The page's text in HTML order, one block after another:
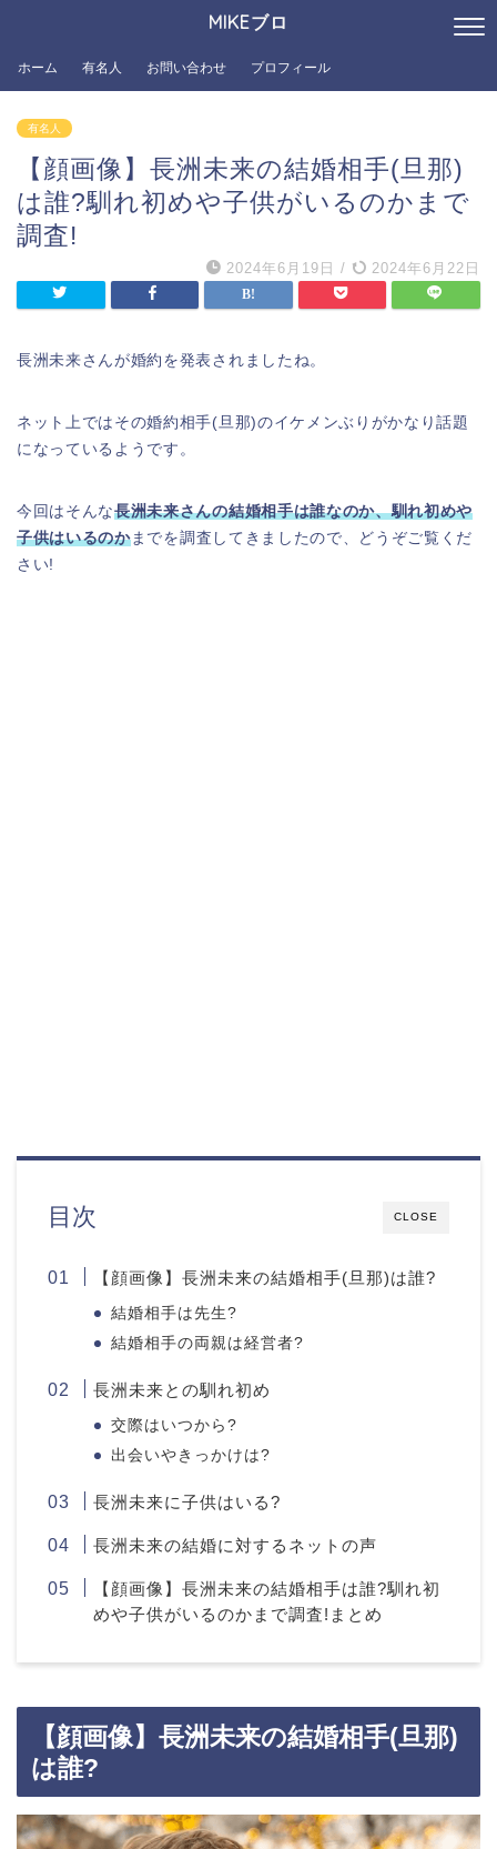
MIKEブロ
ホーム 有名人 お問い合わせ プロフィール
有名人
【顔画像】長洲未来の結婚相手(旦那)
は誰?馴れ初めや子供がいるのかまで
調査!
2024年6月19日 / 2024年6月22日
長洲未来さんが婚約を発表されましたね。
ネット上ではその婚約相手(旦那)のイケメンぶりがかなり話題
になっているようです。
今回はそんな長洲未来さんの結婚相手は誰なのか、馴れ初めや
子供はいるのかまでを調査してきましたので、どうぞご覧くだ
さい!
CLOSE
目次
【顔画像】長洲未来の結婚相手(旦那)は誰?
結婚相手は先生?
結婚相手の両親は経営者?
長洲未来との馴れ初め
交際はいつから?
出会いやきっかけは?
長洲未来に子供はいる?
長洲未来の結婚に対するネットの声
【顔画像】長洲未来の結婚相手は誰?馴れ初
めや子供がいるのかまで調査!まとめ
【顔画像】長洲未来の結婚相手(旦那)
は誰?